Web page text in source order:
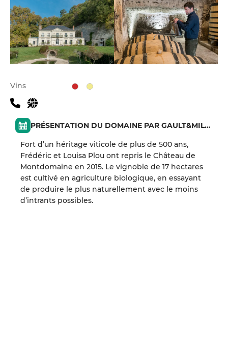
Vins
PRÉSENTATION DU DOMAINE PAR GAULT&MILLAU
Fort d’un héritage viticole de plus de 500 ans,
Frédéric et Louisa Plou ont repris le Château de
Montdomaine en 2015. Le vignoble de 17 hectares
est cultivé en agriculture biologique, en essayant
de produire le plus naturellement avec le moins
d’intrants possibles.